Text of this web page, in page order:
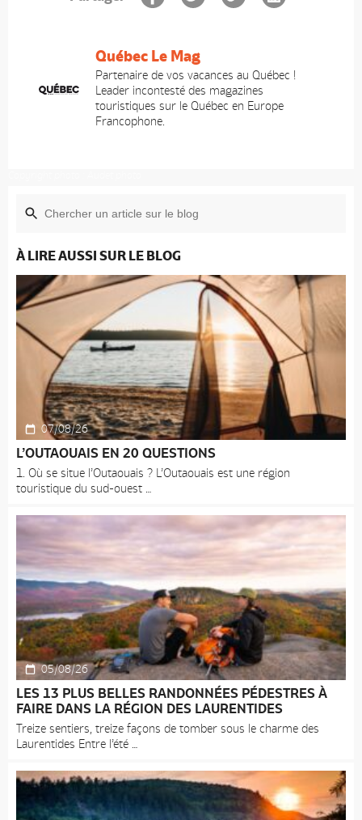
Québec Le Mag
Partenaire de vos vacances au Québec !
Leader incontesté des magazines
touristiques sur le Québec en Europe
Francophone.
À LIRE AUSSI SUR LE BLOG
07/08/26
L’OUTAOUAIS EN 20 QUESTIONS
1. Où se situe l’Outaouais ? L’Outaouais est une région
touristique du sud-ouest
05/08/26
LES 13 PLUS BELLES RANDONNÉES PÉDESTRES À
FAIRE DANS LA RÉGION DES LAURENTIDES
Treize sentiers, treize façons de tomber sous le charme des
Laurentides Entre l’été